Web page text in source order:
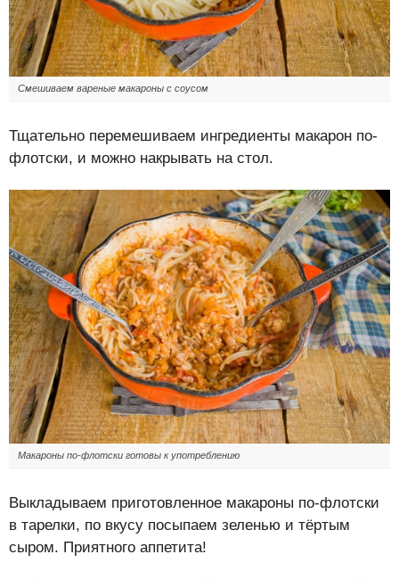
Смешиваем вареные макароны с соусом
Тщательно перемешиваем ингредиенты макарон по-
флотски, и можно накрывать на стол.
Макароны по-флотски готовы к употреблению
Выкладываем приготовленное макароны по-флотски
в тарелки, по вкусу посыпаем зеленью и тёртым
сыром. Приятного аппетита!